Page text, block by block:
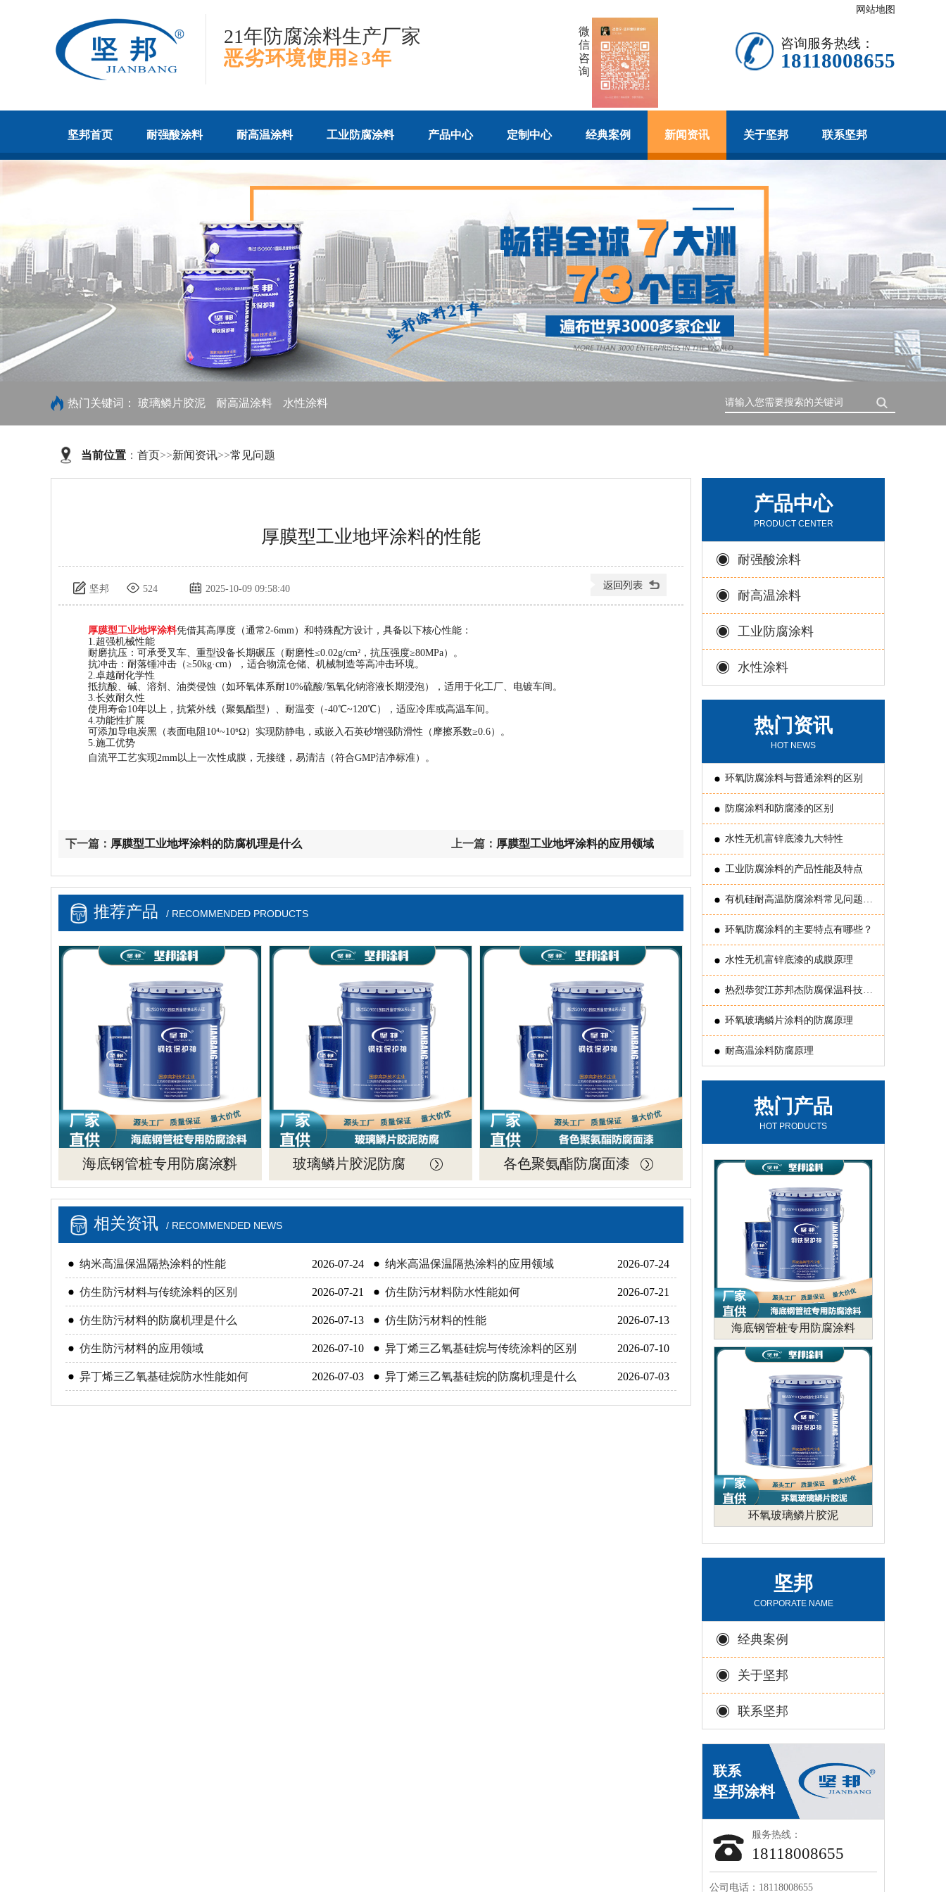
21年防腐涂料生产厂家
恶劣环境使用≧3年
微
信
咨
询
咨询服务热线：
18118008655
网站地图
坚邦首页 耐强酸涂料 耐高温涂料 工业防腐涂料 产品中心 定制中心 经典案例 新闻资讯 关于坚邦 联系坚邦
搜索
热门关键词： 玻璃鳞片胶泥 耐高温涂料 水性涂料
当前位置 ： 首页>>新闻资讯>>常见问题
厚膜型工业地坪涂料的性能
坚邦 524 2025-10-09 09:58:40
厚膜型工业地坪涂料凭借其高厚度（通常2-6mm）和特殊配方设计，具备以下核心性能：
1.超强机械性能
耐磨抗压：可承受叉车、重型设备长期碾压（耐磨性≤0.02g/cm²，抗压强度≥80MPa）。
抗冲击：耐落锤冲击（≥50kg·cm），适合物流仓储、机械制造等高冲击环境。
2.卓越耐化学性
抵抗酸、碱、溶剂、油类侵蚀（如环氧体系耐10%硫酸/氢氧化钠溶液长期浸泡），适用于化工厂、电镀车间。
3.长效耐久性
使用寿命10年以上，抗紫外线（聚氨酯型）、耐温变（-40℃~120℃），适应冷库或高温车间。
4.功能性扩展
可添加导电炭黑（表面电阻10⁴~10⁶Ω）实现防静电，或嵌入石英砂增强防滑性（摩擦系数≥0.6）。
5.施工优势
自流平工艺实现2mm以上一次性成膜，无接缝，易清洁（符合GMP洁净标准）。
上一篇： 厚膜型工业地坪涂料的应用领域
下一篇： 厚膜型工业地坪涂料的防腐机理是什么
推荐产品 / RECOMMENDED PRODUCTS
海底钢管桩专用防腐涂料 玻璃鳞片胶泥防腐 各色聚氨酯防腐面漆
相关资讯 / RECOMMENDED NEWS
纳米高温保温隔热涂料的性能 2026-07-24 纳米高温保温隔热涂料的应用领域 2026-07-24
仿生防污材料与传统涂料的区别 2026-07-21 仿生防污材料防水性能如何 2026-07-21
仿生防污材料的防腐机理是什么 2026-07-13 仿生防污材料的性能 2026-07-13
仿生防污材料的应用领域 2026-07-10 异丁烯三乙氧基硅烷与传统涂料的区别 2026-07-10
异丁烯三乙氧基硅烷防水性能如何 2026-07-03 异丁烯三乙氧基硅烷的防腐机理是什么 2026-07-03
产品中心
PRODUCT CENTER
耐强酸涂料
耐高温涂料
工业防腐涂料
水性涂料
热门资讯
HOT NEWS
环氧防腐涂料与普通涂料的区别
防腐涂料和防腐漆的区别
水性无机富锌底漆九大特性
工业防腐涂料的产品性能及特点
有机硅耐高温防腐涂料常见问题原
因分析
环氧防腐涂料的主要特点有哪些？
水性无机富锌底漆的成膜原理
热烈恭贺江苏邦杰防腐保温科技有
限公司 被评为常州国家国家新型涂
料高新技术产业化基地“骨干企业”
环氧玻璃鳞片涂料的防腐原理
耐高温涂料防腐原理
热门产品
HOT PRODUCTS
海底钢管桩专用防腐涂料
环氧玻璃鳞片胶泥
坚邦
CORPORATE NAME
经典案例
关于坚邦
联系坚邦
服务热线：
18118008655
公司电话：18118008655